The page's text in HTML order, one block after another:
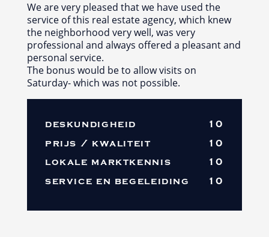
We are very pleased that we have used the
service of this real estate agency, which knew
the neighborhood very well, was very
professional and always offered a pleasant and
personal service.
The bonus would be to allow visits on
Saturday- which was not possible.
deskundigheid
10
prijs / kwaliteit
10
lokale marktkennis
10
service en begeleiding
10